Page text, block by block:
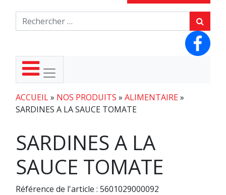
ACCUEIL» NOS PRODUITS » ALIMENTAIRE»
SARDINES A LA SAUCE TOMATE
SARDINES A LA
SAUCE TOMATE
Référence de l'article : 5601029000092